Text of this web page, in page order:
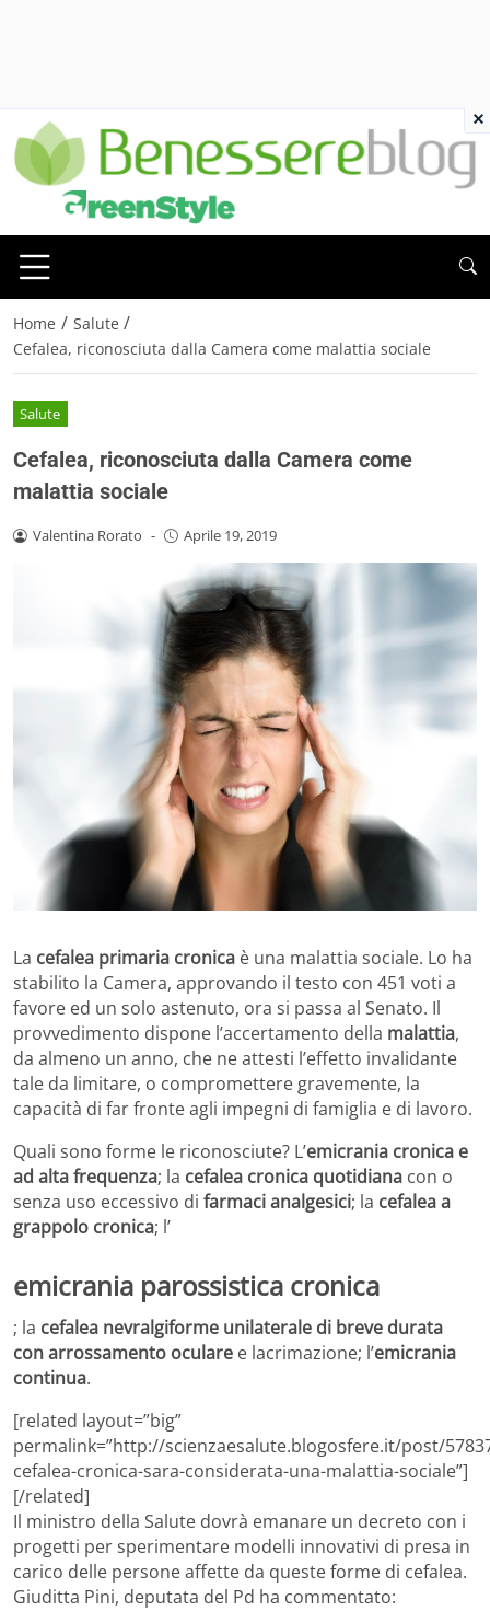
Home / Salute /
Cefalea, riconosciuta dalla Camera come malattia sociale
Salute
Cefalea, riconosciuta dalla Camera come
malattia sociale
Valentina Rorato - Aprile 19, 2019
La cefalea primaria cronica è una malattia sociale. Lo ha
stabilito la Camera, approvando il testo con 451 voti a
favore ed un solo astenuto, ora si passa al Senato. Il
provvedimento dispone l’accertamento della malattia,
da almeno un anno, che ne attesti l’effetto invalidante
tale da limitare, o compromettere gravemente, la
capacità di far fronte agli impegni di famiglia e di lavoro.
Quali sono forme le riconosciute? L’emicrania cronica e
ad alta frequenza; la cefalea cronica quotidiana con o
senza uso eccessivo di farmaci analgesici; la cefalea a
grappolo cronica; l’
emicrania parossistica cronica
; la cefalea nevralgiforme unilaterale di breve durata
con arrossamento oculare e lacrimazione; l’emicrania
continua.
[related layout=”big”
permalink=”http://scienzaesalute.blogosfere.it/post/
cefalea-cronica-sara-considerata-una-malattia-sociale”]
[/related]
Il ministro della Salute dovrà emanare un decreto con i
progetti per sperimentare modelli innovativi di presa in
carico delle persone affette da queste forme di cefalea.
Giuditta Pini, deputata del Pd ha commentato:
×